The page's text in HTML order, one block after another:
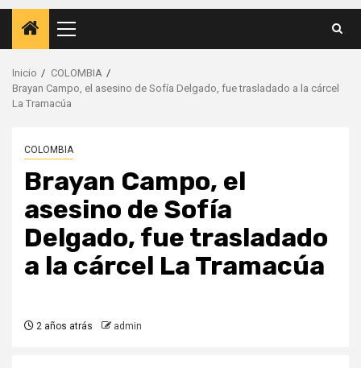
Menú
principal
Inicio
COLOMBIA
Brayan Campo, el asesino de Sofía Delgado, fue trasladado a la cárcel
La Tramacúa
COLOMBIA
Brayan Campo, el
asesino de Sofía
Delgado, fue trasladado
a la cárcel La Tramacúa
2 años atrás admin